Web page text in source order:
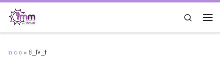
Saltar al contenido
Search
Inicio » 8_IV_f